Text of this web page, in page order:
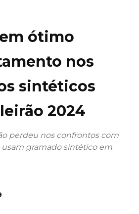
ótimo
nos
sintéticos
2024
perdeu nos confrontos com
usam gramado sintético em